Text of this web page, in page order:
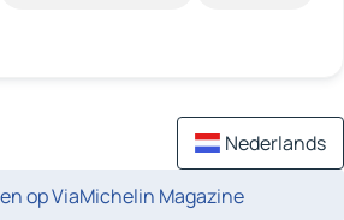
Nederlands
op ViaMichelin Magazine